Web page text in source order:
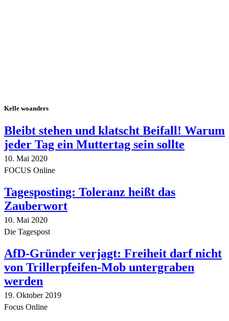
Kelle woanders
Bleibt stehen und klatscht Beifall! Warum
jeder Tag ein Muttertag sein sollte
10. Mai 2020
FOCUS Online
Tagesposting: Toleranz heißt das
Zauberwort
10. Mai 2020
Die Tagespost
AfD-Gründer verjagt: Freiheit darf nicht
von Trillerpfeifen-Mob untergraben
werden
19. Oktober 2019
Focus Online